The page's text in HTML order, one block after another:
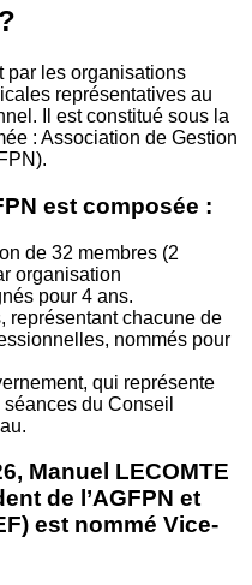
par les organisations
représentatives au
Il est constitué sous la
: Association de Gestion
est composée :
de 32 membres (2
organisation
pour 4 ans.
représentant chacune de
nommés pour
qui représente
séances du Conseil
Manuel LECOMTE
de l’AGFPN et
est nommé Vice-